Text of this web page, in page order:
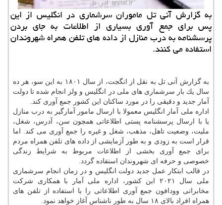
به گزارش آنی تل ماموران سرشماری در انگلیس از این
پس برای جمع آوری بسیاری از اطلاعات به جای بردن
پرسشنامه به درب منازل از داده های تلفن همراه شهروندان
استفاده می كنند.
به گزارش آنی تل به نقل از انگجت، از سال ۱۸۰۱ به این سو، هر ده
سال یك بار سرشماری های ملی در انگلیس و ولز انجام شده تا دولت
آمار جدید و دقیقی را در مورد ساكنان این كشور جمع آوری كند.
اداره ملی آمار انگلیس معمولا با ارسال مامور آمارگیر به درب منازل
یا با ارسال پرسشنامه پستی اطلاعاتی همچون سن، آدرس، شغل،
ملیت، وضعیت تاهل، مذهب، شغل و غیره را جمع آوری می كند. اما
قرار است به زودی و به طور آزمایشی از داده های تلفن همراه مردم
برای جمع آوری بخشی از اطلاعات مربوط به شرایط زندگی
خصوصی و حرفه ای شهروندان استفاده گردد.
در قالب ابتكار عمل جدید دولت انگلیس و در زمان انجام سرشماری
ملی سال ۲۰۲۱ این كشور، اداره ملی آمار با همكاری شركت
مخابراتی وودافون جمع آوری اطلاعاتی را با استفاده از تلفن های
همراه افراد بالای ۱۸ سال به طور ناشناس آغاز خواهد نمود.